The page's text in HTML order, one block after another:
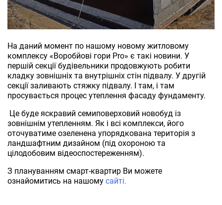
На даний момент по нашому новому житловому
комплексу «Воробйові гори Pro» є такі новини. У
першій секції будівельники продовжують робити
кладку зовнішніх та внутрішніх стін підвалу. У другій
секції заливають стяжку підвалу. І там, і там
просувається процес утеплення фасаду фундаменту.
Це буде яскравий семиповерховий новобуд із
зовнішнім утепленням. Як і всі комплекси, його
оточуватиме озеленена упорядкована територія з
ландшафтним дизайном (під охороною та
цілодобовим відеоспостереженням).
З плануванням смарт-квартир Ви можете
ознайомитись на нашому сайті.